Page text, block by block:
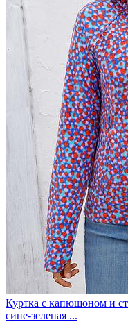
Куртка с капюшоном и
сине-зеленая ...